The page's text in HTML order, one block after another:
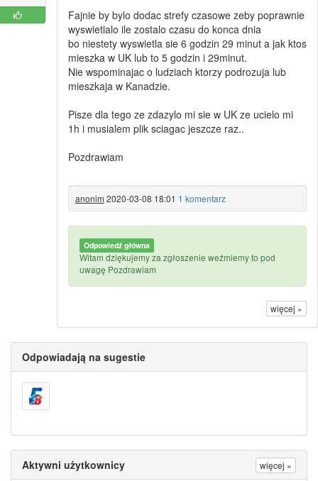
Fajnie by bylo dodac strefy czasowe zeby poprawnie
wyswietlalo ile zostalo czasu do konca dnia
bo niestety wyswietla sie 6 godzin 29 minut a jak ktos
mieszka w UK lub to 5 godzin i 29minut.
Nie wspominajac o ludziach ktorzy podrozuja lub
mieszkaja w Kanadzie.
Pisze dla tego ze zdazylo mi sie w UK ze ucielo mi
1h i musialem plik sciagac jeszcze raz..
Pozdrawiam
anonim 2020-03-08 18:01 1 komentarz
Odpowiedź główna
Witam dziękujemy za zgłoszenie weźmiemy to pod
uwagę Pozdrawiam
więcej »
Odpowiadają na sugestie
Aktywni użytkownicy więcej »